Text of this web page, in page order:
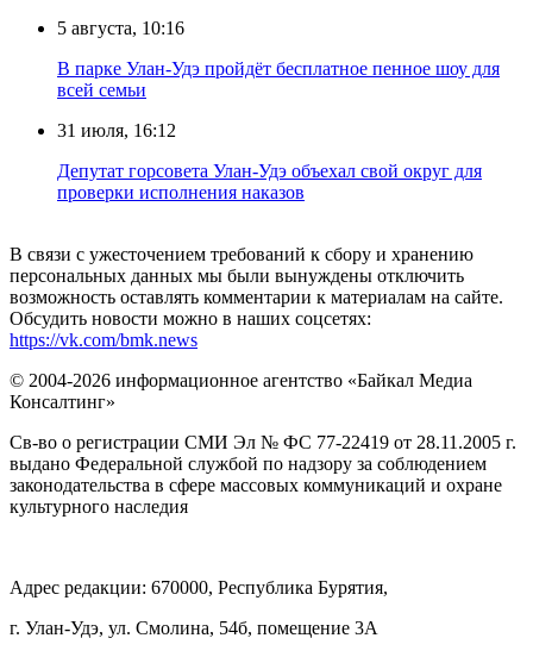
5 августа, 10:16
В парке Улан-Удэ пройдёт бесплатное пенное шоу для
всей семьи
31 июля, 16:12
Депутат горсовета Улан-Удэ объехал свой округ для
проверки исполнения наказов
В связи с ужесточением требований к сбору и хранению
персональных данных мы были вынуждены отключить
возможность оставлять комментарии к материалам на сайте.
Обсудить новости можно в наших соцсетях:
https://vk.com/bmk.news
© 2004-2026 информационное агентство «Байкал Медиа
Консалтинг»
Св-во о регистрации СМИ Эл № ФС 77-22419 от 28.11.2005 г.
выдано Федеральной службой по надзору за соблюдением
законодательства в сфере массовых коммуникаций и охране
культурного наследия
Адрес редакции: 670000, Республика Бурятия,
г. Улан-Удэ, ул. Смолина, 54б, помещение 3А